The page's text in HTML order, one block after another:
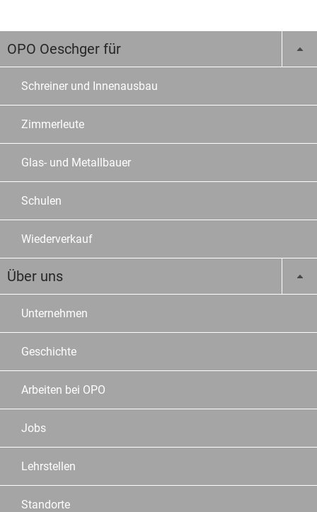
OPO Oeschger für
Schreiner und Innenausbau
Zimmerleute
Glas- und Metallbauer
Schulen
Wiederverkauf
Über uns
Unternehmen
Geschichte
Arbeiten bei OPO
Jobs
Lehrstellen
Standorte